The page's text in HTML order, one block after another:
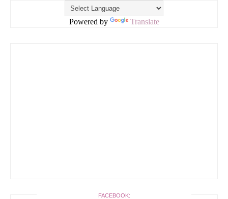
Powered by Translate
FACEBOOK: